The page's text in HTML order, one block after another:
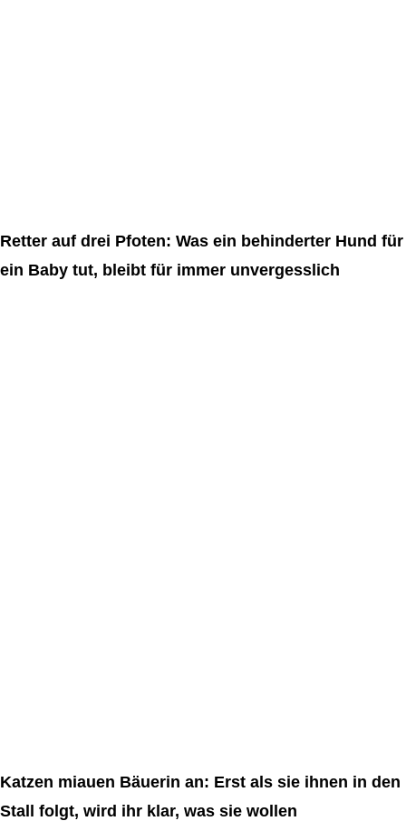
Retter auf drei Pfoten: Was ein behinderter Hund für
ein Baby tut, bleibt für immer unvergesslich
Katzen miauen Bäuerin an: Erst als sie ihnen in den
Stall folgt, wird ihr klar, was sie wollen